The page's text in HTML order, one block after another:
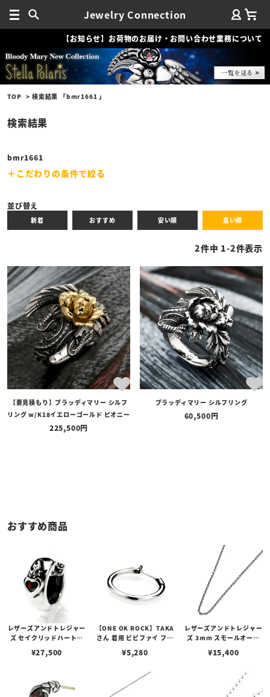
Jewelry Connection
【お知らせ】お荷物のお届け・お問い合わせ業務について
TOP 検索結果 「bmr1661 」
検索結果
bmr1661
こだわりの条件で絞る
商品タイプ
全ての商品
予約商品 セール商品
カテゴリ
ブランド
価格
並び替え
新着 おすすめ 安い順 高い順
2件中 1-2件表示
【要見積もり】ブラッディマリー シルフ
リング w/K18イエローゴールド ピオニー
225,500
ブラッディマリー シルフリング
60,500
おすすめ商品
レザーズアンドトレジャー
ズ セイクリッドハートピ
¥27,500
【ONE OK ROCK】TAKA
さん 着用 ビビファイ フー
¥5,280
レザーズアンドトレジャー
ズ 3mm スモールオーバ
ブスタークラスプ＆LTロ
¥15,400